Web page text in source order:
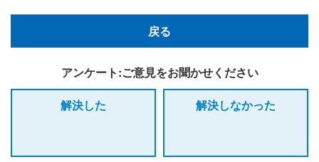
戻る
アンケート:ご意見をお聞かせください
解決した
解決しなかった